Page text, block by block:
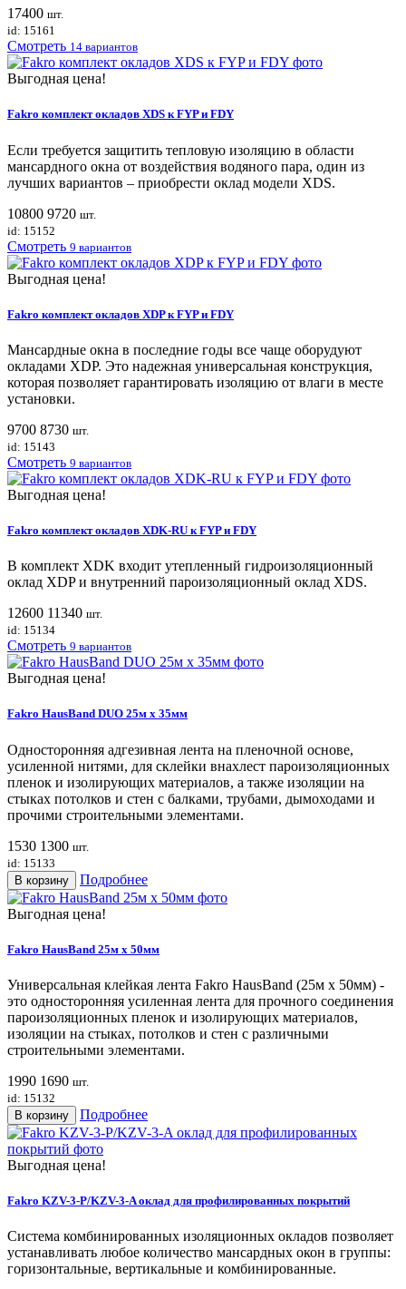
17400 шт.
id: 15161
Смотреть 14 вариантов
Выгодная цена!
Fakro комплект окладов XDS к FYP и FDY
Если требуется защитить тепловую изоляцию в области
мансардного окна от воздействия водяного пара, один из
лучших вариантов – приобрести оклад модели XDS.
10800 9720 шт.
id: 15152
Смотреть 9 вариантов
Выгодная цена!
Fakro комплект окладов XDP к FYP и FDY
Мансардные окна в последние годы все чаще оборудуют
окладами XDP. Это надежная универсальная конструкция,
которая позволяет гарантировать изоляцию от влаги в месте
установки.
9700 8730 шт.
id: 15143
Смотреть 9 вариантов
Выгодная цена!
Fakro комплект окладов XDK-RU к FYP и FDY
В комплект XDK входит утепленный гидроизоляционный
оклад XDP и внутренний пароизоляционный оклад XDS.
12600 11340 шт.
id: 15134
Смотреть 9 вариантов
Выгодная цена!
Fakro HausBand DUO 25м х 35мм
Односторонняя адгезивная лента на пленочной основе,
усиленной нитями, для склейки внахлест пароизоляционных
пленок и изолирующих материалов, а также изоляции на
стыках потолков и стен с балками, трубами, дымоходами и
прочими строительными элементами.
1530 1300 шт.
id: 15133
В корзину
Подробнее
Выгодная цена!
Fakro HausBand 25м х 50мм
Универсальная клейкая лента Fakro HausBand (25м х 50мм) -
это односторонняя усиленная лента для прочного соединения
пароизоляционных пленок и изолирующих материалов,
изоляции на стыках, потолков и стен с различными
строительными элементами.
1990 1690 шт.
id: 15132
В корзину
Подробнее
Выгодная цена!
Fakro KZV-3-P/KZV-3-A оклад для профилированных покрытий
​Система комбинированных изоляционных окладов позволяет
устанавливать любое количество мансардных окон в группы:
горизонтальные, вертикальные и комбинированные.